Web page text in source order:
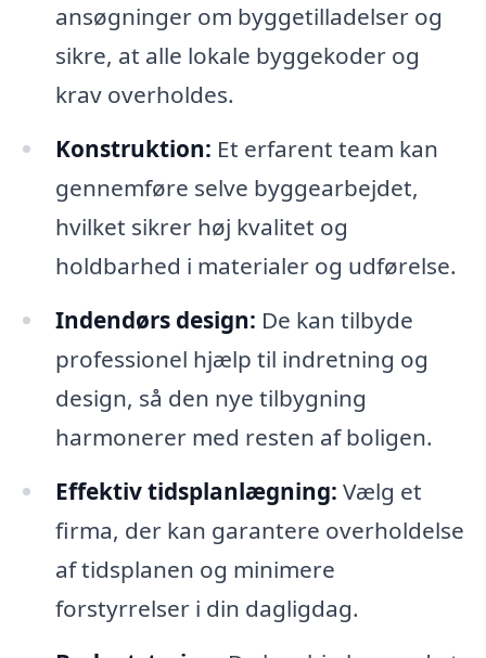
ansøgninger om byggetilladelser og
sikre, at alle lokale byggekoder og
krav overholdes.
Konstruktion: Et erfarent team kan
gennemføre selve byggearbejdet,
hvilket sikrer høj kvalitet og
holdbarhed i materialer og udførelse.
Indendørs design: De kan tilbyde
professionel hjælp til indretning og
design, så den nye tilbygning
harmonerer med resten af boligen.
Effektiv tidsplanlægning: Vælg et
firma, der kan garantere overholdelse
af tidsplanen og minimere
forstyrrelser i din dagligdag.